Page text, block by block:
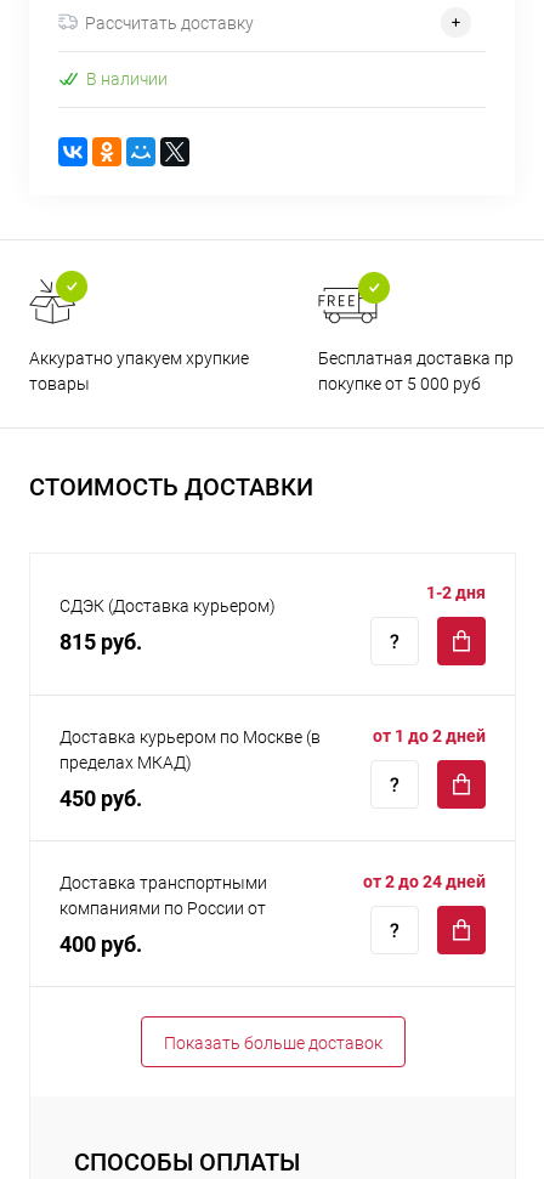
Рассчитать доставку
В наличии
Аккуратно упакуем хрупкие
товары
Бесплатная доставка при
покупке от 5 000 руб
СТОИМОСТЬ ДОСТАВКИ
СДЭК (Доставка курьером)
815 руб.
1-2 дня
Доставка курьером по Москве (в
пределах МКАД)
450 руб.
от 1 до 2 дней
Доставка транспортными
компаниями по России от
400 руб.
от 2 до 24 дней
Показать больше доставок
СПОСОБЫ ОПЛАТЫ